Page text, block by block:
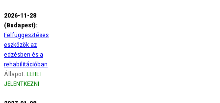
2026-11-28
(Budapest):
Felfüggesztéses
eszközök az
edzésben és a
rehabilitációban
Állapot: LEHET
JELENTKEZNI